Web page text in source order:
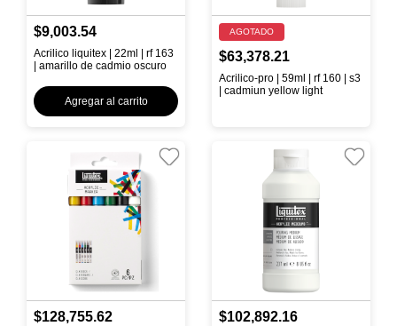
$9,003.54
Acrilico liquitex | 22ml | rf 163
| amarillo de cadmio oscuro
Agregar al carrito
AGOTADO
$63,378.21
Acrilico-pro | 59ml | rf 160 | s3
| cadmiun yellow light
$128,755.62 $102,892.16